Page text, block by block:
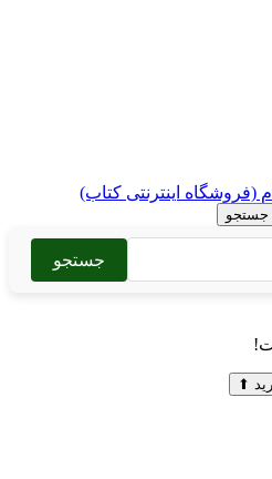
جستجو
جستجو
⬆